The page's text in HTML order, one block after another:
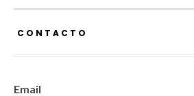
CONTACTO
Email